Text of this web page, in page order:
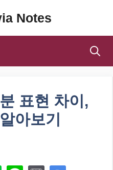
Notes
표현 차이,
아보기